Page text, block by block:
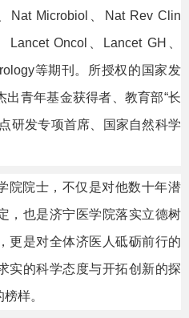
Nat Microbiol、Nat Rev Clin
Oncol、Lancet GH、
等期刊。所授权的国家发
青年基金获得者、教育部“长
研发专项首席、国家自然科学
院院士，不仅是对他数十年潜
，也是济宁医学院落实立德树
更是对全体济医人砥砺前行的
实的科学态度与开拓创新的探
样。